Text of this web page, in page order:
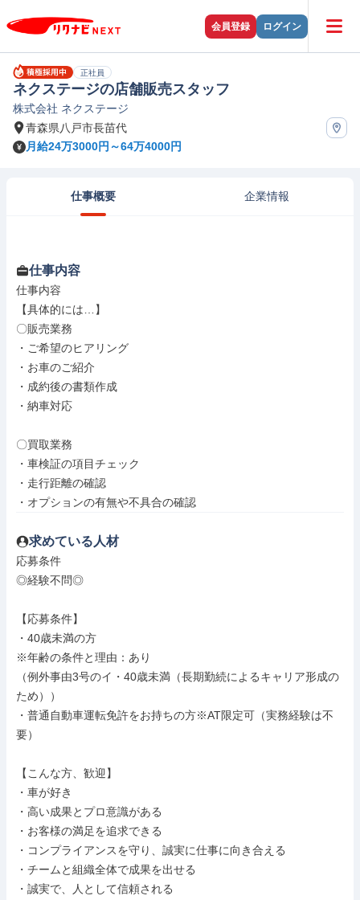
会員登録 ログイン
正社員
ネクステージの店舗販売スタッフ
株式会社 ネクステージ
青森県八戸市長苗代
月給24万3000円～64万4000円
仕事概要 企業情報
仕事内容
仕事内容
【具体的には…】
〇販売業務
・ご希望のヒアリング
・お車のご紹介
・成約後の書類作成
・納車対応
〇買取業務
・車検証の項目チェック
・走行距離の確認
・オプションの有無や不具合の確認
求めている人材
応募条件
◎経験不問◎
【応募条件】
・40歳未満の方
※年齢の条件と理由：あり
（例外事由3号のイ・40歳未満（長期勤続によるキャリア形成の
ため））
・普通自動車運転免許をお持ちの方※AT限定可（実務経験は不
要）
【こんな方、歓迎】
・車が好き
・高い成果とプロ意識がある
・お客様の満足を追求できる
・コンプライアンスを守り、誠実に仕事に向き合える
・チームと組織全体で成果を出せる
・誠実で、人として信頼される